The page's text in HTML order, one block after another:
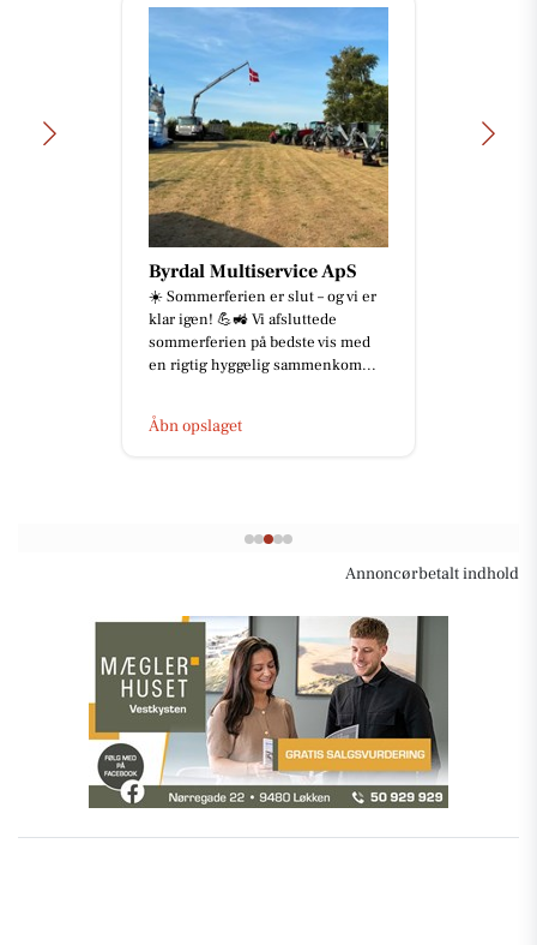
Byrdal Multiservice ApS
☀️ Sommerferien er slut – og vi er
klar igen! 💪🚜 Vi afsluttede
sommerferien på bedste vis med
en rigtig hyggelig sammenkom...
Åbn opslaget
Annoncørbetalt indhold